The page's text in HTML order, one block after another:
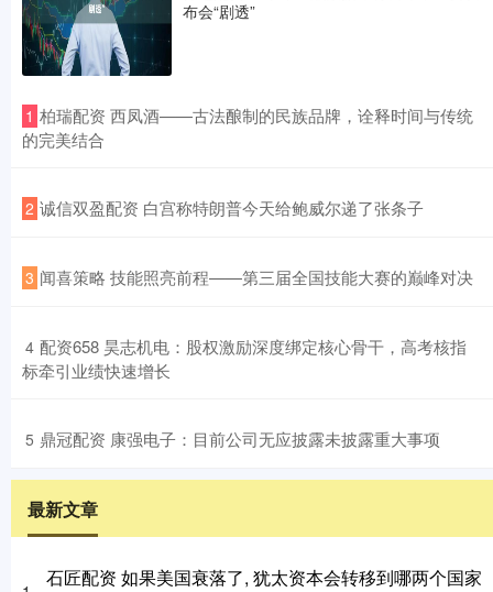
布会“剧透”
1 ​柏瑞配资 西凤酒——古法酿制的民族品牌，诠释时间与传统
的完美结合
2 ​诚信双盈配资 白宫称特朗普今天给鲍威尔递了张条子
3 ​闻喜策略 技能照亮前程——第三届全国技能大赛的巅峰对决
4 ​配资658 昊志机电：股权激励深度绑定核心骨干，高考核指
标牵引业绩快速增长
5 ​鼎冠配资 康强电子：目前公司无应披露未披露重大事项
最新文章
石匠配资 如果美国衰落了, 犹太资本会转移到哪两个国家